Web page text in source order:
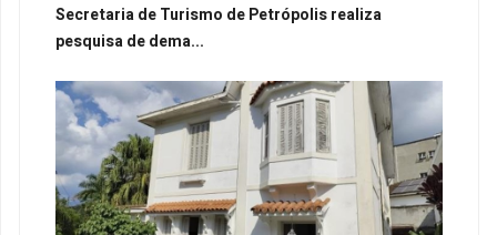
Secretaria de Turismo de Petrópolis realiza
pesquisa de dema...